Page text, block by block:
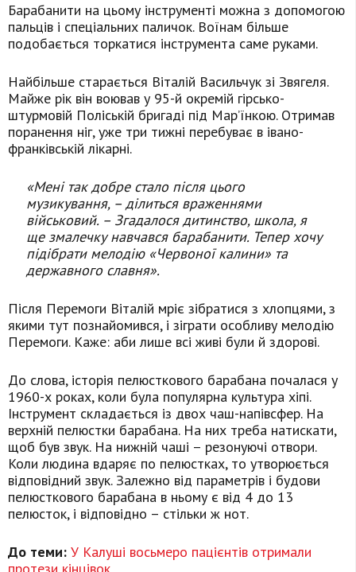
Барабанити на цьому інструменті можна з допомогою
пальців і спеціальних паличок. Воїнам більше
подобається торкатися інструмента саме руками.
Найбільше старається Віталій Васильчук зі Звягеля.
Майже рік він воював у 95-й окремій гірсько-
штурмовій Поліській бригаді під Мар’їнкою. Отримав
поранення ніг, уже три тижні перебуває в івано-
франківській лікарні.
«Мені так добре стало після цього
музикування, – ділиться враженнями
військовий. – Згадалося дитинство, школа, я
ще змалечку навчався барабанити. Тепер хочу
підібрати мелодію «Червоної калини» та
державного славня».
Після Перемоги Віталій мріє зібратися з хлопцями, з
якими тут познайомився, і зіграти особливу мелодію
Перемоги. Каже: аби лише всі живі були й здорові.
До слова, історія пелюсткового барабана почалася у
1960-х роках, коли була популярна культура хіпі.
Інструмент складається із двох чаш-напівсфер. На
верхній пелюстки барабана. На них треба натискати,
щоб був звук. На нижній чаші – резонуючі отвори.
Коли людина вдаряє по пелюстках, то утворюється
відповідний звук. Залежно від параметрів і будови
пелюсткового барабана в ньому є від 4 до 13
пелюсток, і відповідно – стільки ж нот.
До теми: У Калуші восьмеро пацієнтів отримали